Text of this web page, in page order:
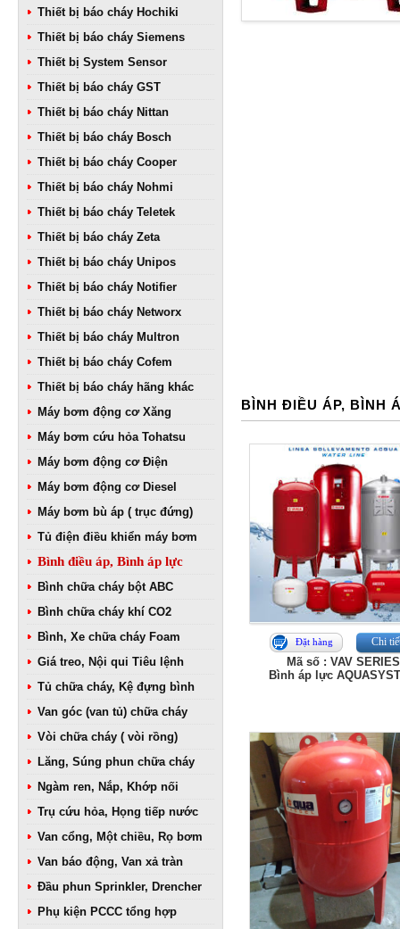
Thiết bị báo cháy Hochiki
Thiết bị báo cháy Siemens
Thiết bị System Sensor
Thiết bị báo cháy GST
Thiết bị báo cháy Nittan
Thiết bị báo cháy Bosch
Thiết bị báo cháy Cooper
Thiết bị báo cháy Nohmi
Thiết bị báo cháy Teletek
Thiết bị báo cháy Zeta
Thiết bị báo cháy Unipos
Thiết bị báo cháy Notifier
Thiết bị báo cháy Networx
Thiết bị báo cháy Multron
Thiết bị báo cháy Cofem
Thiết bị báo cháy hãng khác
Máy bơm động cơ Xăng
Máy bơm cứu hỏa Tohatsu
Máy bơm động cơ Điện
Máy bơm động cơ Diesel
Máy bơm bù áp ( trục đứng)
Tủ điện điều khiển máy bơm
Bình điều áp, Bình áp lực
Bình chữa cháy bột ABC
Bình chữa cháy khí CO2
Bình, Xe chữa cháy Foam
Giá treo, Nội qui Tiêu lệnh
Tủ chữa cháy, Kệ đựng bình
Van góc (van tủ) chữa cháy
Vòi chữa cháy ( vòi rồng)
Lăng, Súng phun chữa cháy
Ngàm ren, Nắp, Khớp nối
Trụ cứu hỏa, Họng tiếp nước
Van cổng, Một chiều, Rọ bơm
Van báo động, Van xả tràn
Đầu phun Sprinkler, Drencher
Phụ kiện PCCC tổng hợp
BÌNH ĐIỀU ÁP, BÌNH
Đặt hàng Chi
Mã số : VAV SERIES
Bình áp lực